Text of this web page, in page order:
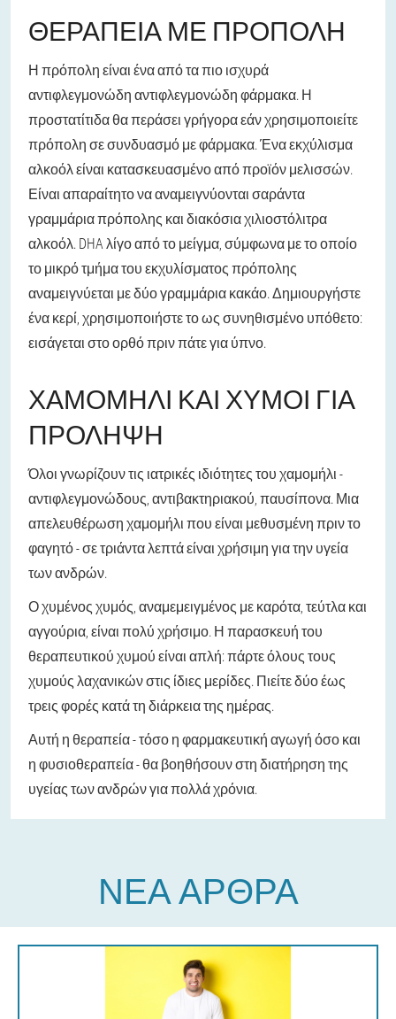
ΘΕΡΑΠΕΊΑ ΜΕ ΠΡΌΠΟΛΗ
Η πρόπολη είναι ένα από τα πιο ισχυρά
αντιφλεγμονώδη αντιφλεγμονώδη φάρμακα. Η
προστατίτιδα θα περάσει γρήγορα εάν χρησιμοποιείτε
πρόπολη σε συνδυασμό με φάρμακα. Ένα εκχύλισμα
αλκοόλ είναι κατασκευασμένο από προϊόν μελισσών.
Είναι απαραίτητο να αναμειγνύονται σαράντα
γραμμάρια πρόπολης και διακόσια χιλιοστόλιτρα
αλκοόλ. DHA λίγο από το μείγμα, σύμφωνα με το οποίο
το μικρό τμήμα του εκχυλίσματος πρόπολης
αναμειγνύεται με δύο γραμμάρια κακάο. Δημιουργήστε
ένα κερί, χρησιμοποιήστε το ως συνηθισμένο υπόθετο:
εισάγεται στο ορθό πριν πάτε για ύπνο.
ΧΑΜΟΜΉΛΙ ΚΑΙ ΧΥΜΟΊ ΓΙΑ
ΠΡΌΛΗΨΗ
Όλοι γνωρίζουν τις ιατρικές ιδιότητες του χαμομήλι -
αντιφλεγμονώδους, αντιβακτηριακού, παυσίπονα. Μια
απελευθέρωση χαμομήλι που είναι μεθυσμένη πριν το
φαγητό - σε τριάντα λεπτά είναι χρήσιμη για την υγεία
των ανδρών.
Ο χυμένος χυμός, αναμεμειγμένος με καρότα, τεύτλα και
αγγούρια, είναι πολύ χρήσιμο. Η παρασκευή του
θεραπευτικού χυμού είναι απλή: πάρτε όλους τους
χυμούς λαχανικών στις ίδιες μερίδες. Πιείτε δύο έως
τρεις φορές κατά τη διάρκεια της ημέρας.
Αυτή η θεραπεία - τόσο η φαρμακευτική αγωγή όσο και
η φυσιοθεραπεία - θα βοηθήσουν στη διατήρηση της
υγείας των ανδρών για πολλά χρόνια.
ΝΈΑ ΆΡΘΡΑ